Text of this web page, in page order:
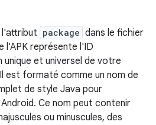
l'attribut package dans le fichier
l'APK représente l'ID
unique et universel de votre
est formaté comme un nom de
de style Java pour
Ce nom peut contenir
ou minuscules, des